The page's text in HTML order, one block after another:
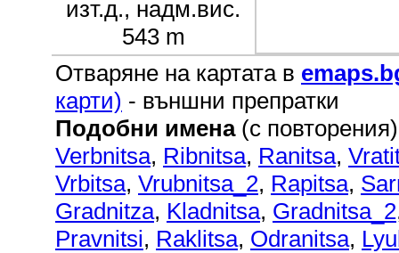
изт.д., надм.вис.
543 m
Отваряне на картата в
карти) - външни препратки
Подобни имена(с
Verbnitsa, Ribnitsa, Ranitsa,
Vrbitsa, Vrubnitsa_2, Rapitsa,
Gradnitza, Kladnitsa, Gradnitsa_2
Pravnitsi, Raklitsa, Odranitsa,